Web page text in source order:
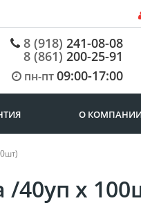
8 (918) 241-08-08
8 (861) 200-25-91
пн-пт09:00-17:00
О КОМПАНИИ
/40уп х